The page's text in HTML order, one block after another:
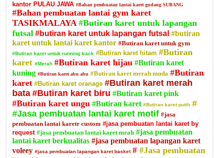
kantor PULAU JAWA #Bahan pembuatan lantai karet gudang SUBANG
#Bahan pembuatan lantai gym karet
TASIKMALAYA #Butiran karet untuk lapangan
futsal #butiran karet untuk lapangan futsal #butiran
karet untuk lantai karet kantor #Butiran karet untuk gym
#Butiran karet untuk running track #Butiran karet hitam #Butiran
karet #Merah #Butiran karet hijau #Butiran karet
kuning #Butiran karet abu abu #Butiran karet merah muda #Butiran
karet #Butiran karet oranage #Butiran karet merah
bata #Butiran karet biru #Butiran karet pink
#Butiran karet ungu #Butiran karet #Butiran karet putih #
#Jasa pembuatan lantai karet motif #jasa
pembuatan lantai karetr custom #jasa pembuatan lantai karet by
request #jasa pembuatan lantai karet mrah #jasa pembuatan
lantai karet berkualitas #jasa pembuatan lapangan karet
voleey #jasa pembuatan lapangan karet basket # #Jasa pembuatan